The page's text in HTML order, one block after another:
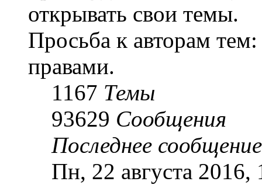
открывать свои темы.
Просьба к авторам
правами.
1167 Темы
93629 Сообщения
Последнее сообщение
Пн, 22 августа